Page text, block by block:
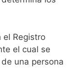
el Registro
el cual se
una persona